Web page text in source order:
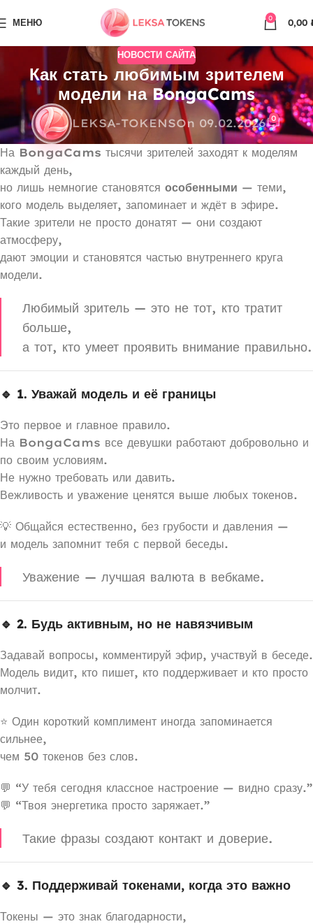
МЕНЮ 0 0,00
НОВОСТИ САЙТА
Как стать любимым зрителем
модели на BongaCams
LEKSA-TOKENSOn 09.02.2026 0
На BongaCams тысячи зрителей заходят к моделям
каждый день,
но лишь немногие становятся особенными — теми,
кого модель выделяет, запоминает и ждёт в эфире.
Такие зрители не просто донатят — они создают
атмосферу,
дают эмоции и становятся частью внутреннего круга
модели.
Любимый зритель — это не тот, кто тратит
больше,
а тот, кто умеет проявить внимание правильно.
🔹 1. Уважай модель и её границы
Это первое и главное правило.
На BongaCams все девушки работают добровольно и
по своим условиям.
Не нужно требовать или давить.
Вежливость и уважение ценятся выше любых токенов.
💡 Общайся естественно, без грубости и давления —
и модель запомнит тебя с первой беседы.
Уважение — лучшая валюта в вебкаме.
🔹 2. Будь активным, но не навязчивым
Задавай вопросы, комментируй эфир, участвуй в беседе.
Модель видит, кто пишет, кто поддерживает и кто просто
молчит.
⭐ Один короткий комплимент иногда запоминается
сильнее,
чем 50 токенов без слов.
💬 “У тебя сегодня классное настроение — видно сразу.”
💬 “Твоя энергетика просто заряжает.”
Такие фразы создают контакт и доверие.
🔹 3. Поддерживай токенами, когда это важно
Токены — это знак благодарности,